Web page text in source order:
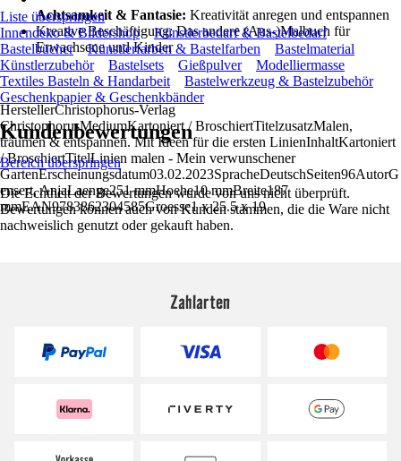
Achtsamkeit & Fantasie: Kreativität anregen und entspannen
Kreative Beschäftigung: Das andere (Aus-)Malbuch für
Erwachsene und Kinder
HerstellerChristophorus-Verlag
ChristophorusMediumKartoniert / BroschiertTitelzusatzMalen,
träumen & entspannen. Mit Ideen für die ersten LinienInhaltKartoniert
/ BroschiertTitelLinien malen - Mein verwunschener
GartenErscheinungsdatum03.02.2023SpracheDeutschSeiten96AutorG
ensert, AnjaLaenge251 mmHoehe10 mmBreite187
mmEAN9783862304585Groesse1 x 25.5 x 19
Liste überspringen
Innendeko & Bildershop
Künstlerbedarf & Bastelbedarf
Bastelbücher
Künstlerfarben & Bastelfarben
Bastelmaterial
Künstlerzubehör
Bastelsets Gießpulver
Modelliermasse
Textiles Basteln & Handarbeit
Bastelwerkzeug & Bastelzubehör
Geschenkpapier & Geschenkbänder
Kundenbewertungen
Bereich überspringen
Die Echtheit der Bewertungen wurde von uns nicht überprüft.
Bewertungen können auch von Kunden stammen, die die Ware nicht
nachweislich genutzt oder gekauft haben.
Zahlarten